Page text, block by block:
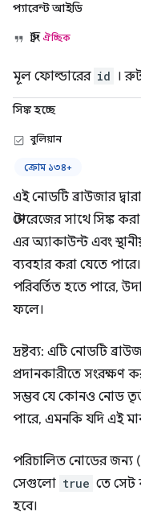
প্যারেন্ট আইডি
স্ট্রিং ঐচ্ছিক
মূল ফোল্ডারের id ।
সিঙ্ক হচ্ছে
বুলিয়ান
ক্রোম ১৩৪+
এই নোডটি ব্রাউজার
স্টোরেজের সাথে সিঙ্ক
এর অ্যাকাউন্ট এবং
ব্যবহার করা যেতে
পরিবর্তিত হতে পারে,
ফলে।
দ্রষ্টব্য: এটি নোডটি
প্রদানকারীতে সংরক্ষণ
সম্ভব যে কোনও নোড
পারে, এমনকি যদি এই
পরিচালিত নোডের জন্য
সেগুলো true তে সেট
হবে।